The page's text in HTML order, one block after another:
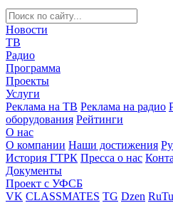
Новости
ТВ
Радио
Программа
Проекты
Услуги
Реклама на ТВ Реклама на радио
оборудования Рейтинги
О нас
О компании Наши достижения
История ГТРК Пресса о нас
Документы
Проект с УФСБ
VK CLASSMATES TG Dzen